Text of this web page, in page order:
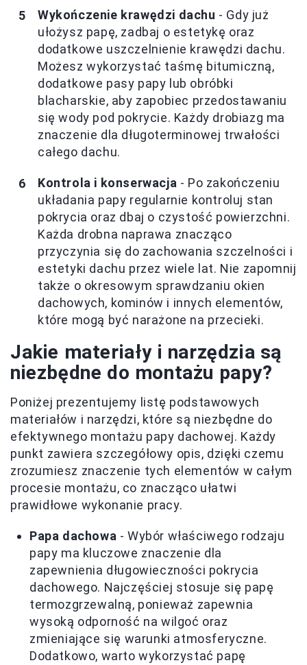
Wykończenie krawędzi dachu - Gdy już
ułożysz papę, zadbaj o estetykę oraz
dodatkowe uszczelnienie krawędzi dachu.
Możesz wykorzystać taśmę bitumiczną,
dodatkowe pasy papy lub obróbki
blacharskie, aby zapobiec przedostawaniu
się wody pod pokrycie. Każdy drobiazg ma
znaczenie dla długoterminowej trwałości
całego dachu.
Kontrola i konserwacja - Po zakończeniu
układania papy regularnie kontroluj stan
pokrycia oraz dbaj o czystość powierzchni.
Każda drobna naprawa znacząco
przyczynia się do zachowania szczelności i
estetyki dachu przez wiele lat. Nie zapomnij
także o okresowym sprawdzaniu okien
dachowych, kominów i innych elementów,
które mogą być narażone na przecieki.
Jakie materiały i narzędzia są
niezbędne do montażu papy?
Poniżej prezentujemy listę podstawowych
materiałów i narzędzi, które są niezbędne do
efektywnego montażu papy dachowej. Każdy
punkt zawiera szczegółowy opis, dzięki czemu
zrozumiesz znaczenie tych elementów w całym
procesie montażu, co znacząco ułatwi
prawidłowe wykonanie pracy.
Papa dachowa - Wybór właściwego rodzaju
papy ma kluczowe znaczenie dla
zapewnienia długowieczności pokrycia
dachowego. Najczęściej stosuje się papę
termozgrzewalną, ponieważ zapewnia
wysoką odporność na wilgoć oraz
zmieniające się warunki atmosferyczne.
Dodatkowo, warto wykorzystać papę